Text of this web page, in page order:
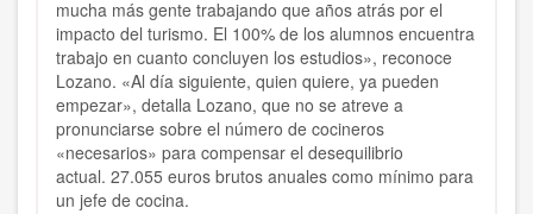
mucha más gente trabajando que años atrás por el
impacto del turismo. El 100% de los alumnos encuentra
trabajo en cuanto concluyen los estudios», reconoce
Lozano. «Al día siguiente, quien quiere, ya pueden
empezar», detalla Lozano, que no se atreve a
pronunciarse sobre el número de cocineros
«necesarios» para compensar el desequilibrio
actual. 27.055 euros brutos anuales como mínimo para
un jefe de cocina.